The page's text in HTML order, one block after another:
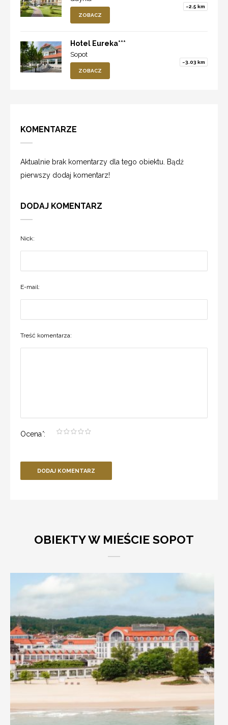
~2.5 km
ZOBACZ
Hotel Eureka***
Sopot
~3.03 km
ZOBACZ
KOMENTARZE
Aktualnie brak komentarzy dla tego obiektu. Bądź
pierwszy dodaj komentarz!
DODAJ KOMENTARZ
Nick:
E-mail:
Treść komentarza:
Ocena*:
DODAJ KOMENTARZ
OBIEKTY W MIEŚCIE SOPOT